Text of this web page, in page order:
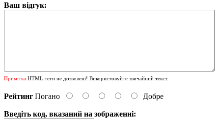
Ваш відгук:
Примітка:HTML теги не дозволені! Використовуйте звичайний текст.
Рейтинг Погано Добре
Введіть код, вказаний на зображенні: